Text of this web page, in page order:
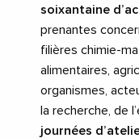
soixantaine
prenantes
filières chimie-
alimentaires,
organismes,
la recherche, de
journées